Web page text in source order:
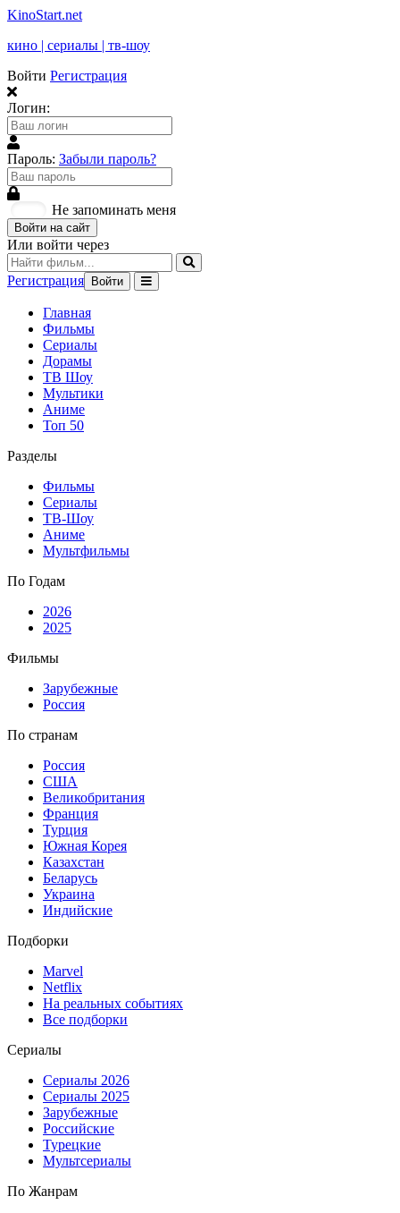
KinoStart.net
кино | сериалы | тв-шоу
Войти Регистрация
Логин:
Пароль: Забыли пароль?
Не запоминать меня
Войти на сайт
Или войти через
Регистрация Войти
Главная
Фильмы
Сериалы
Дорамы
ТВ Шоу
Мультики
Аниме
Топ 50
Разделы
Фильмы
Сериалы
ТВ-Шоу
Аниме
Мультфильмы
По Годам
2026
2025
Фильмы
Зарубежные
Россия
По странам
Россия
США
Великобритания
Франция
Турция
Южная Корея
Казахстан
Беларусь
Украина
Индийские
Подборки
Marvel
Netflix
На реальных событиях
Все подборки
Сериалы
Сериалы 2026
Сериалы 2025
Зарубежные
Российские
Турецкие
Мультсериалы
По Жанрам